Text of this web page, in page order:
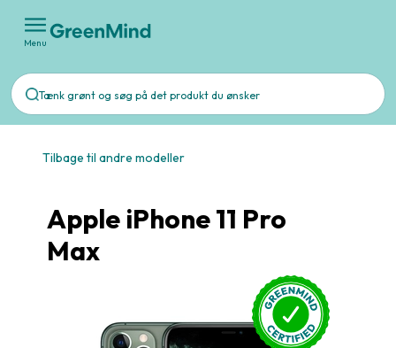
Menu
Tilbage til andre modeller
Apple iPhone 11 Pro
Max